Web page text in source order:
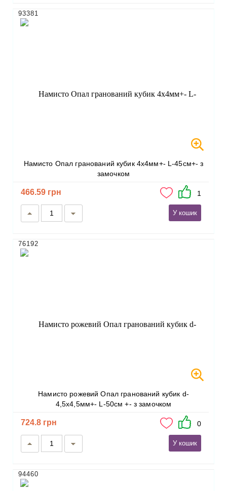
Намисто Опал гранований кубик 4х4мм+- L-45см+- з
замочком
93381
466.59 грн 1
У кошик
Намисто рожевий Опал гранований кубик d-
4,5х4,5мм+- L-50см +- з замочком
76192
724.8 грн 0
У кошик
94460